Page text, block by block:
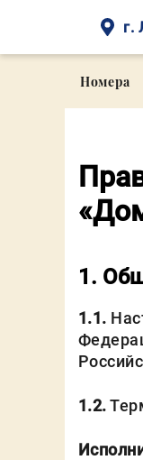
г.
Номера
1.
1.1.
1.2.